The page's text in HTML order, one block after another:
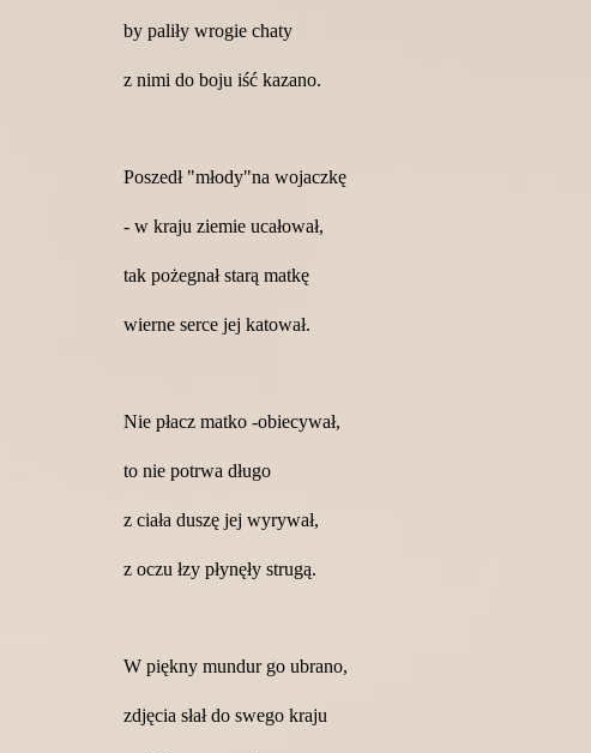
by paliły wrogie chaty
z nimi do boju iść kazano.
Poszedł "młody"na wojaczkę
- w kraju ziemie ucałował,
tak pożegnał starą matkę
wierne serce jej katował.
Nie płacz matko -obiecywał,
to nie potrwa długo
z ciała duszę jej wyrywał,
z oczu łzy płynęły strugą.
W piękny mundur go ubrano,
zdjęcia słał do swego kraju